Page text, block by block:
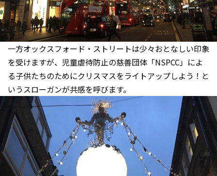
一方オックスフォード・ストリートは少々おとなしい印象
を受けますが、児童虐待防止の慈善団体「NSPCC」によ
る子供たちのためにクリスマスをライトアップしよう！と
いうスローガンが共感を呼びます。